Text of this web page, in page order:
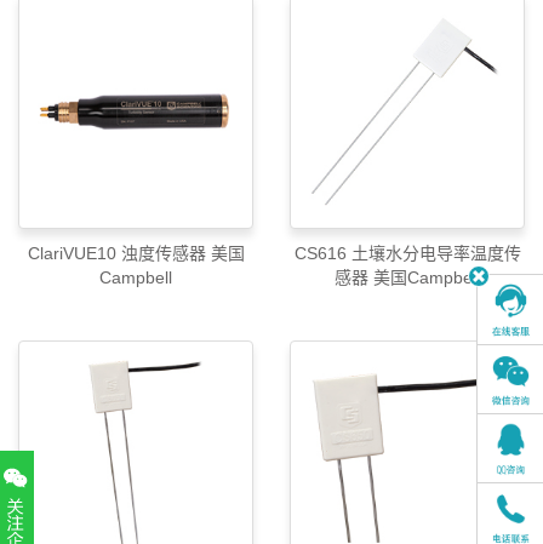
ClariVUE10 浊度传感器 美国
Campbell
CS616 土壤水分电导率温度传
感器 美国Campbell